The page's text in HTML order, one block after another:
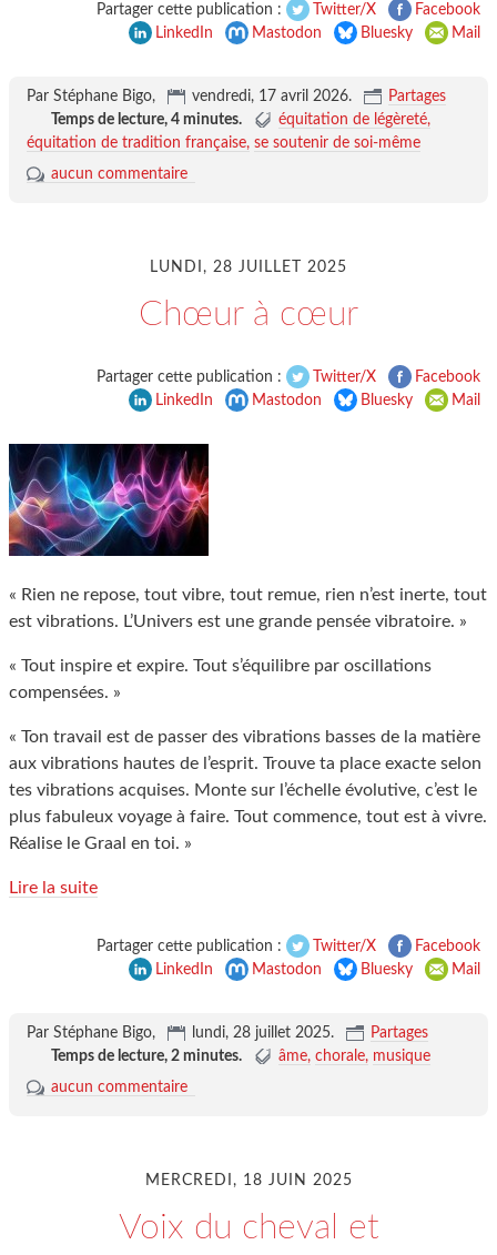
Partager cette publication : Twitter/X
Facebook
LinkedIn
Mastodon Bluesky Mail
Par Stéphane Bigo, vendredi, 17 avril 2026.
Partages
Temps de lecture, 4 minutes.
équitation de légèreté
équitation de tradition française se soutenir de soi-même
aucun commentaire
LUNDI, 28 JUILLET 2025
Chœur à cœur
Partager cette publication : Twitter/X
Facebook
LinkedIn
Mastodon Bluesky Mail
« Rien ne repose, tout vibre, tout remue, rien n’est inerte, tout
est vibrations. L’Univers est une grande pensée vibratoire. »
« Tout inspire et expire. Tout s’équilibre par oscillations
compensées. »
« Ton travail est de passer des vibrations basses de la matière
aux vibrations hautes de l’esprit. Trouve ta place exacte selon
tes vibrations acquises. Monte sur l’échelle évolutive, c’est le
plus fabuleux voyage à faire. Tout commence, tout est à vivre.
Réalise le Graal en toi. »
Lire la suite
Partager cette publication : Twitter/X
Facebook
LinkedIn
Mastodon Bluesky Mail
Par Stéphane Bigo, lundi, 28 juillet 2025.
Partages
Temps de lecture, 2 minutes. âme chorale musique
aucun commentaire
MERCREDI, 18 JUIN 2025
Voix du cheval et